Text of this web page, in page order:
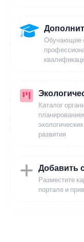
Обучающие
Каталог
развития
Добавить
Разместите
портале и